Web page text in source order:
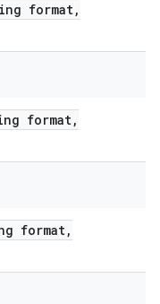
format,
format,
format,